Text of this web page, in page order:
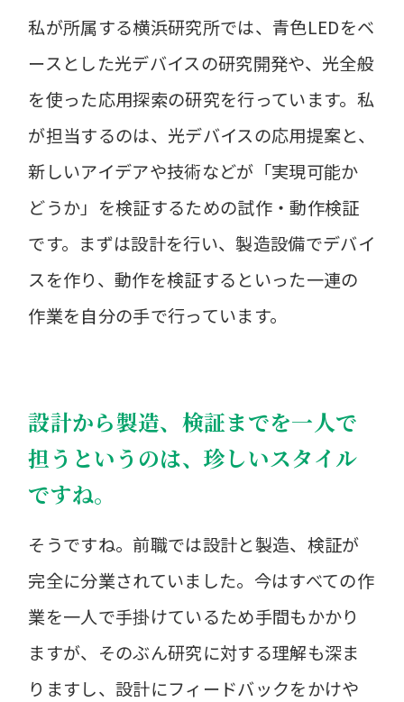
私が所属する横浜研究所では、青色LEDをベ
ースとした光デバイスの研究開発や、光全般
を使った応用探索の研究を行っています。私
が担当するのは、光デバイスの応用提案と、
新しいアイデアや技術などが「実現可能か
どうか」を検証するための試作・動作検証
です。まずは設計を行い、製造設備でデバイ
スを作り、動作を検証するといった一連の
作業を自分の手で行っています。
設計から製造、検証までを一人で
担うというのは、珍しいスタイル
ですね。
そうですね。前職では設計と製造、検証が
完全に分業されていました。今はすべての作
業を一人で手掛けているため手間もかかり
ますが、そのぶん研究に対する理解も深ま
りますし、設計にフィードバックをかけや